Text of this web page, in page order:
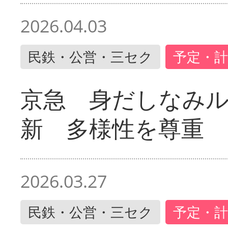
2026.04.03
民鉄・公営・三セク 予定・
京急 身だしなみ
新 多様性を尊重
2026.03.27
民鉄・公営・三セク 予定・